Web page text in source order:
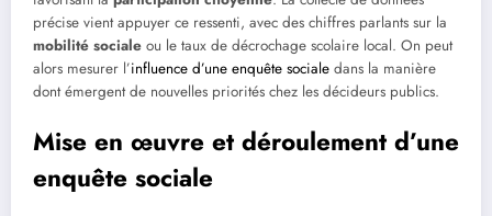
précise vient appuyer ce ressenti, avec des chiffres parlants sur la
mobilité sociale ou le taux de décrochage scolaire local. On peut
alors mesurer l’influence d’une enquête sociale dans la manière
dont émergent de nouvelles priorités chez les décideurs publics.
Mise en œuvre et déroulement d’une
enquête sociale